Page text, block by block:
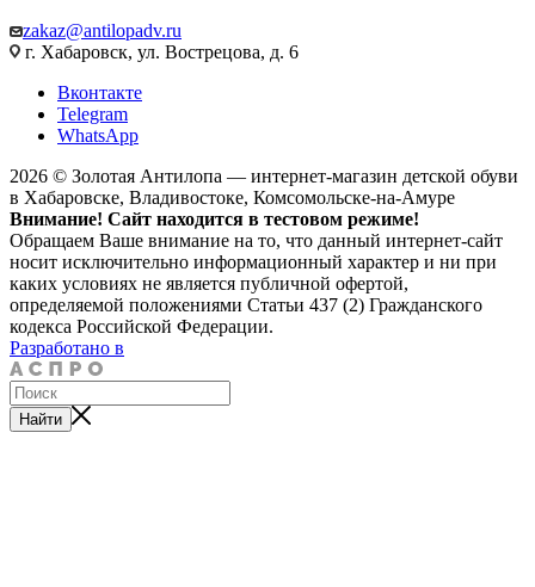
zakaz@antilopadv.ru
г. Хабаровск, ул. Вострецова, д. 6
Вконтакте
Telegram
WhatsApp
2026 © Золотая Антилопа — интернет-магазин детской обуви
в Хабаровске, Владивостоке, Комсомольске-на-Амуре
Внимание! Сайт находится в тестовом режиме!
Обращаем Ваше внимание на то, что данный интернет-сайт
носит исключительно информационный характер и ни при
каких условиях не является публичной офертой,
определяемой положениями Статьи 437 (2) Гражданского
кодекса Российской Федерации.
Разработано в
Найти